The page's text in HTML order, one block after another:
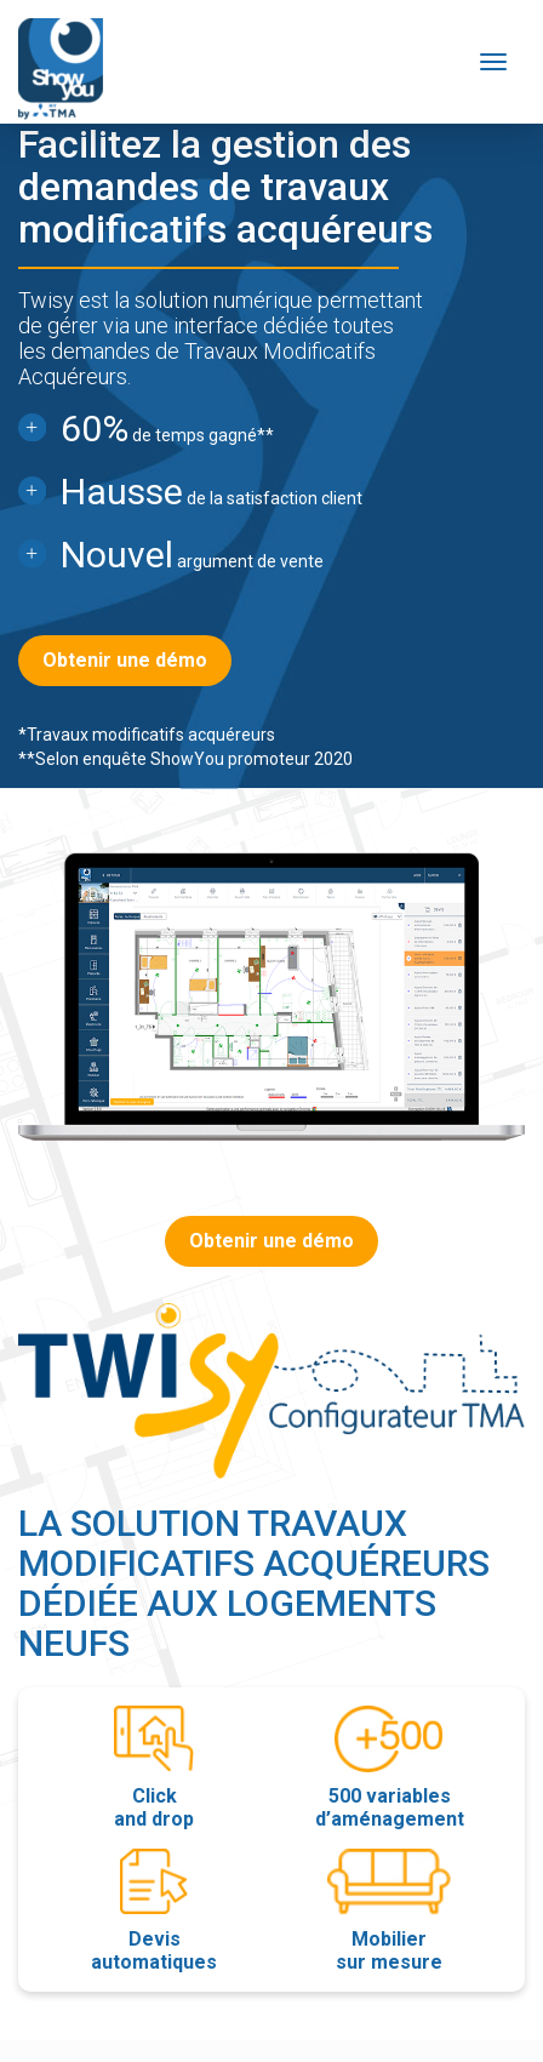
Toggle
Facilitez la gestion des
demandes de travaux
modificatifs acquéreurs
Twisy est la solution numérique permettant
de gérer via une interface dédiée toutes
les demandes de Travaux Modificatifs
Acquéreurs.
60% de temps gagné**
Hausse de la satisfaction client
Nouvel argument de vente
Obtenir une démo
*Travaux modificatifs acquéreurs
**Selon enquête ShowYou promoteur 2020
Obtenir une démo
LA SOLUTION TRAVAUX
MODIFICATIFS ACQUÉREURS
DÉDIÉE AUX LOGEMENTS
NEUFS
Click
and drop
500 variables
d’aménagement
Devis
automatiques
Mobilier
sur mesure